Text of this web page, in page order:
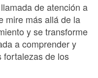
de atención a
mire más allá de la
y se transforme
a comprender y
fortalezas de los